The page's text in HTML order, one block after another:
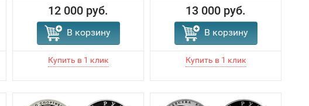
12 000 руб.
В корзину
13 000 руб.
В корзину